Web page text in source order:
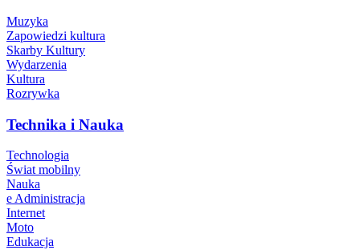
Muzyka
Zapowiedzi kultura
Skarby Kultury
Wydarzenia
Kultura
Rozrywka
Technika i Nauka
Technologia
Świat mobilny
Nauka
e Administracja
Internet
Moto
Edukacja